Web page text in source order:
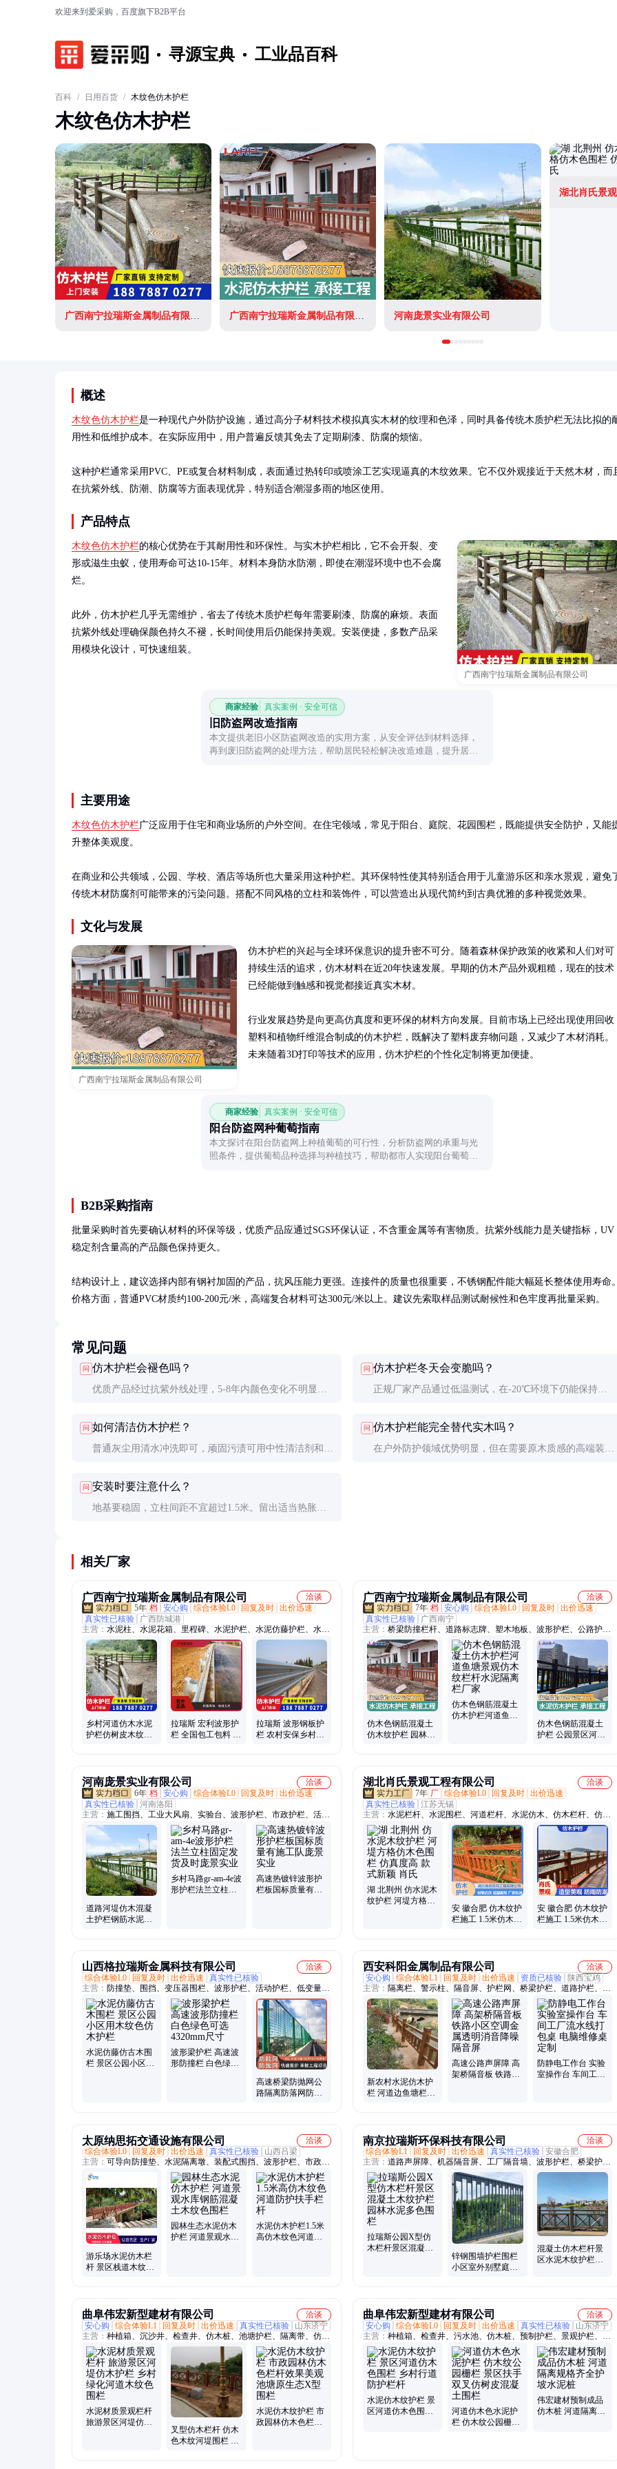
欢迎来到爱采购，百度旗下B2B平台
寻源宝典 工业品百科
百科 / 日用百货 / 木纹色仿木护栏
木纹色仿木护栏
广西南宁拉瑞斯金属制品有限公司 广西南宁拉瑞斯金属制品有限公司 河南庞景实业有限公司
湖北肖氏景
概述
木纹色仿木护栏是一种现代户外防护设施，通过高分子材料技术模拟真实木材的纹理和色泽，同时具备传统木质护栏无法比拟的
用性和低维护成本。在实际应用中，用户普遍反馈其免去了定期刷漆、防腐的烦恼。
这种护栏通常采用PVC、PE或复合材料制成，表面通过热转印或喷涂工艺实现逼真的木纹效果。它不仅外观接近于天然木材，而
在抗紫外线、防潮、防腐等方面表现优异，特别适合潮湿多雨的地区使用。
产品特点
广西南宁拉瑞斯金属制品有限公司
木纹色仿木护栏的核心优势在于其耐用性和环保性。与实木护栏相比，它不会开裂、变
形或滋生虫蚁，使用寿命可达10-15年。材料本身防水防潮，即使在潮湿环境中也不会腐
烂。
此外，仿木护栏几乎无需维护，省去了传统木质护栏每年需要刷漆、防腐的麻烦。表面
抗紫外线处理确保颜色持久不褪，长时间使用后仍能保持美观。安装便捷，多数产品采
用模块化设计，可快速组装。
商家经验 真实案例 · 安全可信
旧防盗网改造指南
本文提供老旧小区防盗网改造的实用方案，从安全评估到材料选择，
再到废旧防盗网的处理方法，帮助居民轻松解决改造难题，提升居家
主要用途
木纹色仿木护栏广泛应用于住宅和商业场所的户外空间。在住宅领域，常见于阳台、庭院、花园围栏，既能提供安全防护，又能
升整体美观度。
在商业和公共领域，公园、学校、酒店等场所也大量采用这种护栏。其环保特性使其特别适合用于儿童游乐区和亲水景观，避免
传统木材防腐剂可能带来的污染问题。搭配不同风格的立柱和装饰件，可以营造出从现代简约到古典优雅的多种视觉效果。
文化与发展
广西南宁拉瑞斯金属制品有限公司
仿木护栏的兴起与全球环保意识的提升密不可分。随着森林保护政策的收紧和人们对可
持续生活的追求，仿木材料在近20年快速发展。早期的仿木产品外观粗糙，现在的技术
已经能做到触感和视觉都接近真实木材。
行业发展趋势是向更高仿真度和更环保的材料方向发展。目前市场上已经出现使用回收
塑料和植物纤维混合制成的仿木护栏，既解决了塑料废弃物问题，又减少了木材消耗。
未来随着3D打印等技术的应用，仿木护栏的个性化定制将更加便捷。
商家经验 真实案例 · 安全可信
阳台防盗网种葡萄指南
本文探讨在阳台防盗网上种植葡萄的可行性，分析防盗网的承重与光
照条件，提供葡萄品种选择与种植技巧，帮助都市人实现阳台葡萄
B2B采购指南
批量采购时首先要确认材料的环保等级，优质产品应通过SGS环保认证，不含重金属等有害物质。抗紫外线能力是关键指标，UV
稳定剂含量高的产品颜色保持更久。
结构设计上，建议选择内部有钢衬加固的产品，抗风压能力更强。连接件的质量也很重要，不锈钢配件能大幅延长整体使用寿命
价格方面，普通PVC材质约100-200元/米，高端复合材料可达300元/米以上。建议先索取样品测试耐候性和色牢度再批量采购。
常见问题
问 仿木护栏会褪色吗？
优质产品经过抗紫外线处理，5-8年内颜色变化不明显。
高的型号。
问 仿木护栏冬天会变脆吗？
正规厂家产品通过低温测试，在-20℃环境下仍能保持韧
问 如何清洁仿木护栏？
普通灰尘用清水冲洗即可，顽固污渍可用中性清洁剂和软
问 仿木护栏能完全替代实木吗？
在户外防护领域优势明显，但在需要原木质感的高端装饰
问 安装时要注意什么？
地基要稳固，立柱间距不宜超过1.5米。留出适当热胀冷
相关厂家
广西南宁拉瑞斯金属制品有限公司
洽谈
5年 档 安心购 综合体验L0 回复及时 出价迅速
真实性已核验
广西防城港
主营： 水泥柱、水泥花箱、里程碑、水泥护栏、水泥仿藤护栏、水泥
仿木护栏、水泥仿石护栏、石材护栏、大理石护栏、花岗岩护栏、混
凝土护栏、仿木桩、百米桩、标志桩
乡村河道仿木水泥
护栏仿树皮木纹色
拉瑞斯 宏利波形护
栏 全国包工包料 安
拉瑞斯 波形钢板护
栏 农村安保乡村道
广西南宁拉瑞斯金属制品有限公司
洽谈
7年 档 安心购 综合体验L0 回复及时 出价迅速
真实性已核验
广西南宁
主营： 桥梁防撞栏杆、道路标志牌、塑木地板、波形护栏、公路护
栏、梁钢护栏、防撞护栏、桥梁护栏、公路波形护栏、市政护栏、水
泥护栏、仿木护栏、仿树藤护栏、仿石护栏、景观护栏、仿竹护栏、
标志桩、警示桩
仿木色钢筋混凝土
仿木纹护栏 园林景
仿木色钢筋混凝土
仿木护栏河道鱼塘
仿木色钢筋混凝土
护栏 公园景区河道
河南庞景实业有限公司
洽谈
6年 档 安心购 综合体验L0 回复及时 出价迅速
真实性已核验 河南洛阳
主营： 施工围挡、工业大风扇、实验台、波形护栏、市政护栏、活动
护栏、护栏网、围墙护栏、水泥仿木护栏、桥梁护栏、缆索护栏、活
动房、高速防撞垫、声屏障、不锈钢柜子、双层床
道路河堤仿木混凝
土护栏钢筋水泥木
乡村马路gr-am-4e波
形护栏法兰立柱固
高速热镀锌波形护
栏板国标质量有施
湖北肖氏景观工程有限公司
洽谈
7年 厂 综合体验L0 回复及时 出价迅速
真实性已核验 江苏无锡
主营： 水泥栏杆、水泥围栏、河道栏杆、水泥仿木、仿木栏杆、仿木
花箱、仿木护栏、仿木凉亭、仿木花桶、仿木围栏、仿木色护栏、仿
木纹组合、护栏仿木桩、仿木纹栏杆、城市道路护栏、凉亭木屋、实
木亭子、仿竹栏杆、水泥栅栏、景观花箱、户外花箱、防腐木实木、
混凝土花箱、混凝土栏杆
湖 北荆州 仿水泥木
纹护栏 河堤方格仿
安 徽合肥 仿木纹护
栏施工 1.5米仿木色
安 徽合肥 仿木纹护
栏施工 1.5米仿木色
山西格拉瑞斯金属科技有限公司
洽谈
综合体验L0
回复及时 出价迅速
真实性已核验
主营： 防撞垫、围挡、变压器围栏、波形护栏、活动护栏、低变量护
栏、移动钢护栏、桥梁护栏、水泥护栏、机非护栏、道路护栏、防眩
网、防抛网、护坡网、钢波纹管
水泥仿藤仿古木围
栏 景区公园小区用
波形梁护栏 高速波
形防撞栏 白色绿色
高速桥梁防抛网公
路隔离防落网防眩
西安科阳金属制品有限公司
洽谈
安心购
综合体验L1 回复及时 出价迅速 资质已核验 陕西宝鸡
主营： 隔离栏、警示柱、隔音屏、护栏网、桥梁护栏、道路护栏、波
形护栏、防撞垫、餐桌椅、挡车杆、课桌椅、礼堂椅、垃圾亭、垃圾
桶、看台椅、道闸、自行车架、排椅、公园椅、保洁员工具箱、波纹
管、红绿灯、标志牌、铁马、货架
新农村水泥仿木护
栏 河道边鱼塘栏杆
高速公路声屏障 高
架桥隔音板 铁路小
防静电工作台 实验
室操作台 车间工厂
太原纳思拓交通设施有限公司
洽谈
综合体验L0
回复及时 出价迅速 真实性已核验
山西吕梁
主营： 可导向防撞垫、水泥隔离墩、装配式围挡、波形护栏、市政道
路护栏、桥梁护栏、仿藤护栏、金色莲花护栏、水泥仿木护栏、铁马
护栏、拒马护栏、水马防撞桶、彩钢围挡、减速带、一米线栏杆、路
锥桶
游乐场水泥仿木栏
杆 景区栈道木纹色
园林生态水泥仿木
护栏 河道景观水库
水泥仿木护栏1.5米
高仿木纹色河道防
南京拉瑞斯环保科技有限公司
洽谈
综合体验L1
回复及时 出价迅速 真实性已核验 安徽合肥
主营： 道路声屏障、机器隔音屏、工厂隔音墙、波形护栏、桥梁护
栏、仿木护栏、仿竹护栏、绳索护栏、围挡
拉瑞斯公园X型仿
木栏杆景区混凝土
锌钢围墙护栏围栏
小区室外别墅庭院
混凝土仿木栏杆景
区水泥木纹护栏公
曲阜伟宏新型建材有限公司
洽谈
安心购
综合体验L1 回复及时 出价迅速 真实性已核验
山东济宁
主营： 种植箱、沉沙井、检查井、仿木桩、池塘护栏、隔离带、仿树
桩、电缆井、雨水口、景观箱、污水池、护坡框、路沿石、树桩石、
连排桩、雨水井、生态框、沉淀池、挡土桩、化粪池、景观花盆、电
缆阀门、仿藤栏杆、篦子盖板、艺术栏杆
水泥材质景观栏杆
旅游景区河堤仿木
叉型仿木栏杆 仿木
色木纹河堤围栏 景
水泥仿木纹护栏 市
政园林仿木色栏杆
曲阜伟宏新型建材有限公司
洽谈
安心购
综合体验L0 回复及时 出价迅速 真实性已核验
山东济宁
主营： 种植箱、检查井、污水池、仿木桩、预制护栏、景观护栏、雕
花护栏、围栏护栏、河道护栏、防护护栏、木纹护栏、仿木花架、水
泥护栏、树桩石、雨水井、路沿石、生态框、电缆井、葡萄架、化粪
池、隔断栏杆、河道栏杆、石头栏杆、水泥花箱、水泥柱子
水泥仿木纹护栏 景
区河道仿木色围栏
河道仿木色水泥护
栏 仿木纹公园栅栏
伟宏建材预制成品
仿木桩 河道隔离规